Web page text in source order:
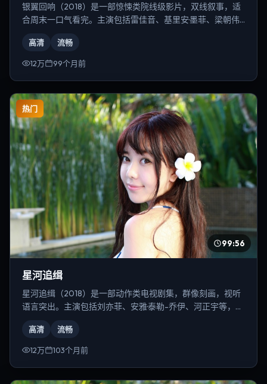
银翼回响（2018）是一部惊悚类院线级影片，双线叙事，适
合周末一口气看完。主演包括雷佳音、基里安·墨菲、梁朝伟
高清 流畅
12万 99个月前
热门
99:56
星河追缉
星河追缉（2018）是一部动作类电视剧集，群像刻画，视听
语言突出。主演包括刘亦菲、安雅·泰勒-乔伊、河正宇等，导
高清 流畅
12万 103个月前